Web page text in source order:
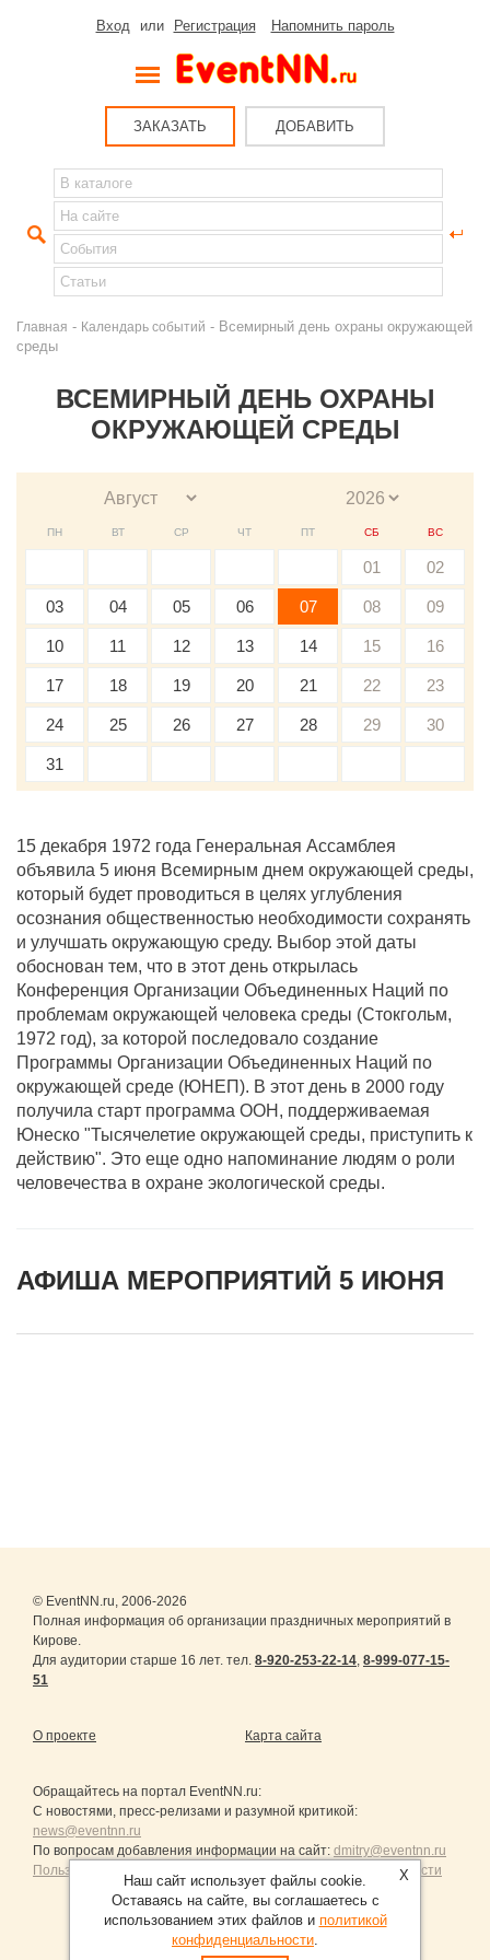
Вход или Регистрация Напомнить пароль
ЗАКАЗАТЬ ДОБАВИТЬ
Главная - Календарь событий - Всемирный день охраны окружающей
среды
ВСЕМИРНЫЙ ДЕНЬ ОХРАНЫ
ОКРУЖАЮЩЕЙ СРЕДЫ
ПН ВТ СР ЧТ ПТ СБ ВС
01 02
03 04 05 06 07 08 09
10 11 12 13 14 15 16
17 18 19 20 21 22 23
24 25 26 27 28 29 30
31
15 декабря 1972 года Генеральная Ассамблея
объявила 5 июня Всемирным днем окружающей среды,
который будет проводиться в целях углубления
осознания общественностью необходимости сохранять
и улучшать окружающую среду. Выбор этой даты
обоснован тем, что в этот день открылась
Конференция Организации Объединенных Наций по
проблемам окружающей человека среды (Стокгольм,
1972 год), за которой последовало создание
Программы Организации Объединенных Наций по
окружающей среде (ЮНЕП). В этот день в 2000 году
получила старт программа ООН, поддерживаемая
Юнеско "Тысячелетие окружающей среды, приступить к
действию". Это еще одно напоминание людям о роли
человечества в охране экологической среды.
АФИША МЕРОПРИЯТИЙ 5 ИЮНЯ
© EventNN.ru, 2006-2026
Полная информация об организации праздничных мероприятий в
Кирове.
Для аудитории старше 16 лет. тел. 8-920-253-22-14, 8-999-077-15-
51
О проекте Карта сайта
Обращайтесь на портал EventNN.ru:
С новостями, пресс-релизами и разумной критикой:
news@eventnn.ru
По вопросам добавления информации на сайт: dmitry@eventnn.ru
Пользовательское Соглашение и политика конфиденциальности
X
Наш сайт использует файлы cookie.
Оставаясь на сайте, вы соглашаетесь с
использованием этих файлов и политикой
конфиденциальности.